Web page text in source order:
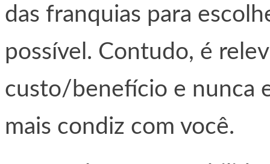
das franquias para
possível. Contudo, é
custo/benefício e nunca
mais condiz com você.